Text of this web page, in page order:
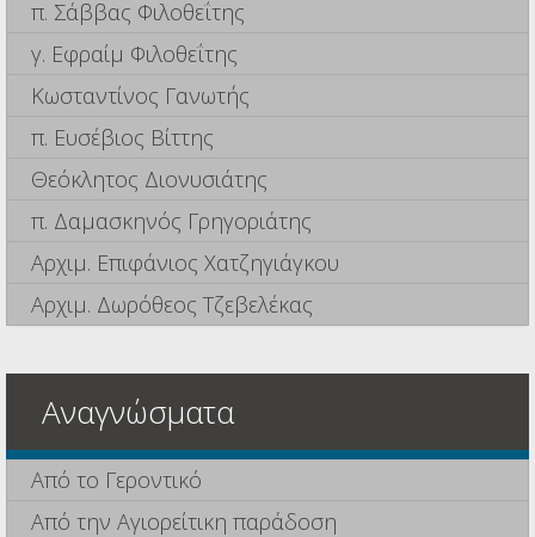
π. Σάββας Φιλοθεΐτης
γ. Εφραίμ Φιλοθεΐτης
Κωσταντίνος Γανωτής
π. Ευσέβιος Βίττης
Θεόκλητος Διονυσιάτης
π. Δαμασκηνός Γρηγοριάτης
Αρχιμ. Επιφάνιος Χατζηγιάγκου
Αρχιμ. Δωρόθεος Τζεβελέκας
Αναγνώσματα
Από το Γεροντικό
Από την Αγιορείτικη παράδοση